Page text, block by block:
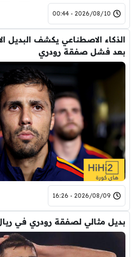
2026/08/10 - 00:44
الذكاء الاصطناعي يكشف البديل
بعد فشل صفقة رودري
2026/08/09 - 16:26
بديل مثالي لصفقة رودري في